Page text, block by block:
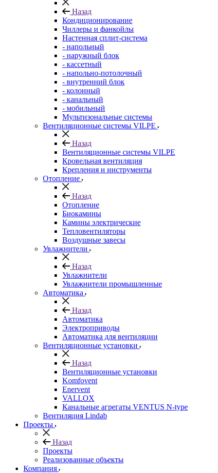
Назад
Кондиционирование
Чиллеры и фанкойлы
Настенная сплит-система
- напольный
- наружный блок
- кассетный
- напольно-потолочный
- внутренний блок
- колонный
- канальный
- мобильный
Мультизональные системы
Вентиляционные системы VILPE
Назад
Вентиляционные системы VILPE
Кровельная вентиляция
Крепления и инструменты
Отопление
Назад
Отопление
Биокамины
Камины электрические
Тепловентиляторы
Воздушные завесы
Увлажнители
Назад
Увлажнители
Увлажнители промышленные
Автоматика
Назад
Автоматика
Электроприводы
Автоматика для вентиляции
Вентиляционные установки
Назад
Вентиляционные установки
Komfovent
Enervent
VALLOX
Канальные агрегаты VENTUS N-type
Вентиляция Lindab
Проекты
Назад
Проекты
Реализованные объекты
Компания